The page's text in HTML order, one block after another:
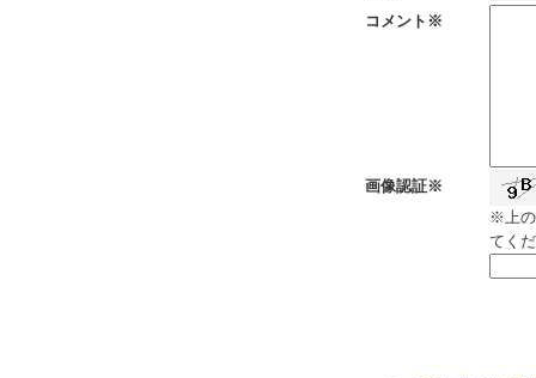
コメント※
画像認証※
※上の
てく